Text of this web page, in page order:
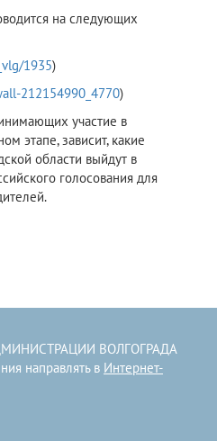
на следующих
1935)
212154990_4770)
участие в
этапе, зависит, какие
области выйдут в
голосования для
ВОЛГОГРАДА
направлять в Интернет-